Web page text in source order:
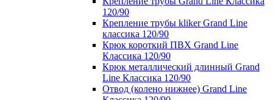
120/90
Крепление трубы kliker Grand Line
классика 120/90
Крюк короткий ПВХ Grand Line
Классика 120/90
Крюк металлический длинный Grand
Line Классика 120/90
Отвод (колено нижнее) Grand Line